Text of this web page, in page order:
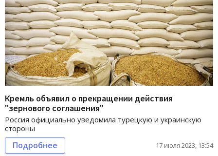
Кремль объявил о прекращении действия
"зернового соглашения"
Россия официально уведомила турецкую и украинскую
стороны
Подробнее 17 июля 2023, 13:54